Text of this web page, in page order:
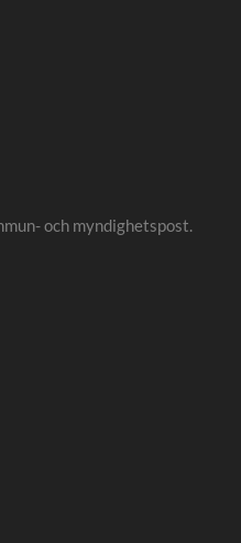
och myndighetspost.
annan webbplats, öppnas i